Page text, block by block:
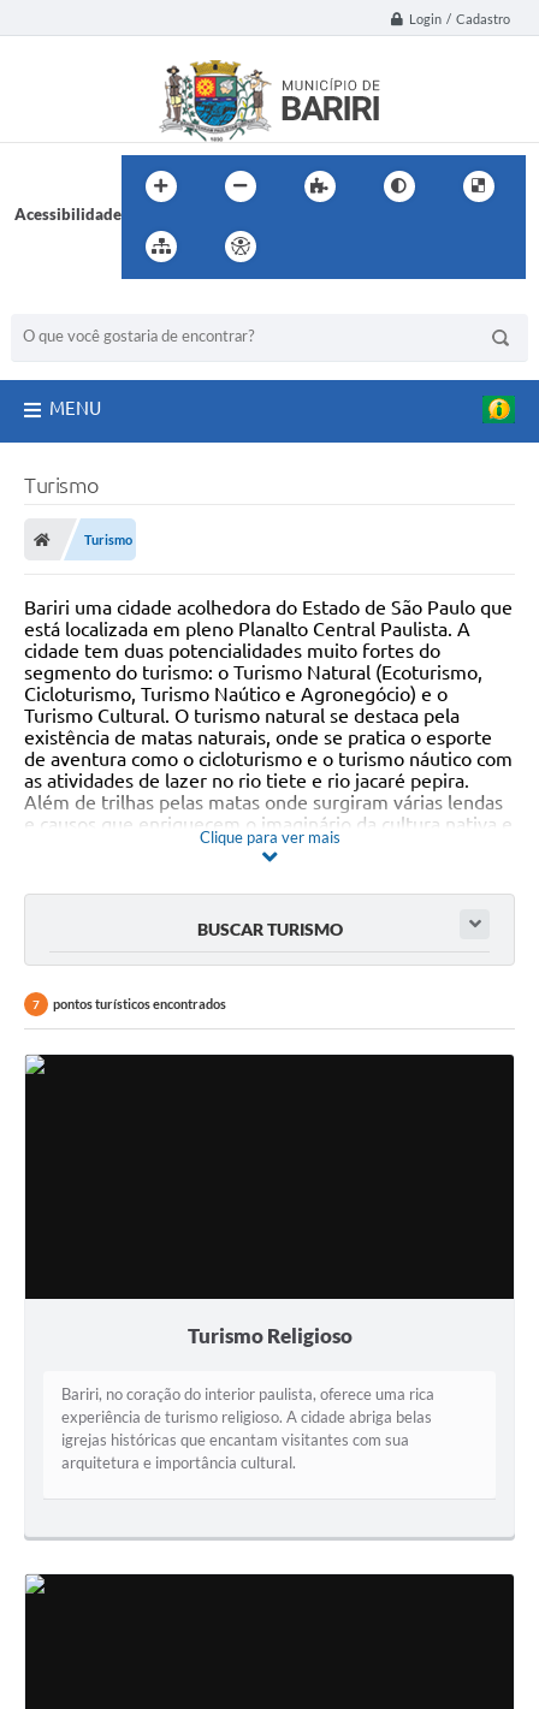
Login / Cadastro
Acessibilidade
MENU
Turismo
Turismo
Bariri uma cidade acolhedora do Estado de São Paulo que
está localizada em pleno Planalto Central Paulista. A
cidade tem duas potencialidades muito fortes do
segmento do turismo: o Turismo Natural (Ecoturismo,
Cicloturismo, Turismo Naútico e Agronegócio) e o
Turismo Cultural. O turismo natural se destaca pela
existência de matas naturais, onde se pratica o esporte
de aventura como o cicloturismo e o turismo náutico com
as atividades de lazer no rio tiete e rio jacaré pepira.
Além de trilhas pelas matas onde surgiram várias lendas
e causos que enriquecem o imaginário da cultura nativa e
ilustram a literatura popular. A igreja matriz fortalece
ainda mais o aspecto religioso dos moradores locais.
Clique para ver mais
BUSCAR TURISMO
7 pontos turísticos encontrados
Turismo Religioso
Bariri, no coração do interior paulista, oferece uma rica
experiência de turismo religioso. A cidade abriga belas
igrejas históricas que encantam visitantes com sua
arquitetura e importância cultural.